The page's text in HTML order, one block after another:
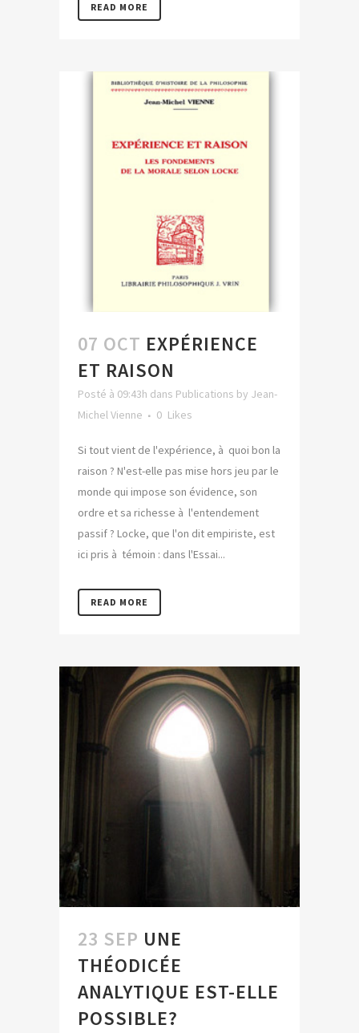
READ MORE
07 OCT EXPÉRIENCE
ET RAISON
Posté à 09:43h dans Publications by Jean-
Michel Vienne
0 Likes
Si tout vient de l'expérience, à quoi bon la
raison ? N'est-elle pas mise hors jeu par le
monde qui impose son évidence, son
ordre et sa richesse à l'entendement
passif ? Locke, que l'on dit empiriste, est
ici pris à témoin : dans l'Essai...
READ MORE
23 SEP UNE
THÉODICÉE
ANALYTIQUE EST-ELLE
POSSIBLE?